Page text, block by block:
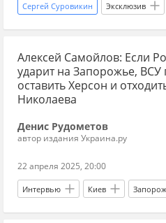
Сергей Суровикин Эксклюзив
Запорожье Херсон
Вооруженные силы Украины
Николаев Днепр
Алексей Самойлов: Если
ударит на Запорожье, ВСУ
оставить Херсон и
Николаева
Денис Рудометов
автор издания Украина.ру
22 апреля 2025, 20:00
Интервью Киев
Алексей Самойлов Владимир